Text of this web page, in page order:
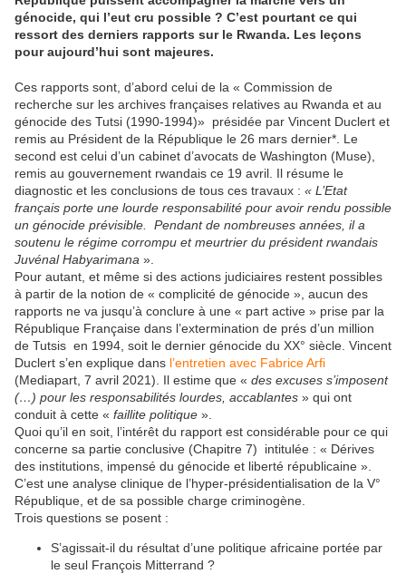
génocide, qui l’eut cru possible ? C’est pourtant ce qui
ressort des derniers rapports sur le Rwanda. Les leçons
pour aujourd’hui sont majeures.
Ces rapports sont, d’abord celui de la « Commission de
recherche sur les archives françaises relatives au Rwanda et au
génocide des Tutsi (1990-1994)» présidée par Vincent Duclert et
remis au Président de la République le 26 mars dernier*. Le
second est celui d’un cabinet d’avocats de Washington (Muse),
remis au gouvernement rwandais ce 19 avril. Il résume le
diagnostic et les conclusions de tous ces travaux : « L’Etat
français porte une lourde responsabilité pour avoir rendu possible
un génocide prévisible.
Pendant de nombreuses années, il a
soutenu le régime corrompu et meurtrier du président rwandais
Juvénal Habyarimana ».
Pour autant, et même si des actions judiciaires restent possibles
à partir de la notion de « complicité de génocide », aucun des
rapports ne va jusqu’à conclure à une « part active » prise par la
République Française dans l’extermination de prés d’un million
de Tutsis en 1994, soit le dernier génocide du XX° siècle. Vincent
Duclert s’en explique dans l’entretien avec Fabrice Arfi
(Mediapart, 7 avril 2021). Il estime que « des excuses s’imposent
(…) pour les responsabilités lourdes, accablantes » qui ont
conduit à cette « faillite politique ».
Quoi qu’il en soit, l’intérêt du rapport est considérable pour ce qui
concerne sa partie conclusive (Chapitre 7) intitulée : « Dérives
des institutions, impensé du génocide et liberté républicaine ».
C’est une analyse clinique de l’hyper-présidentialisation de la V°
République, et de sa possible charge criminogène.
Trois questions se posent :
S’agissait-il du résultat d’une politique africaine portée par
le seul François Mitterrand ?